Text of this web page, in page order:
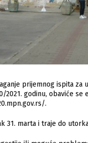
prijemnog ispita
2021. godinu, obaviće
.
31. marta i traje do